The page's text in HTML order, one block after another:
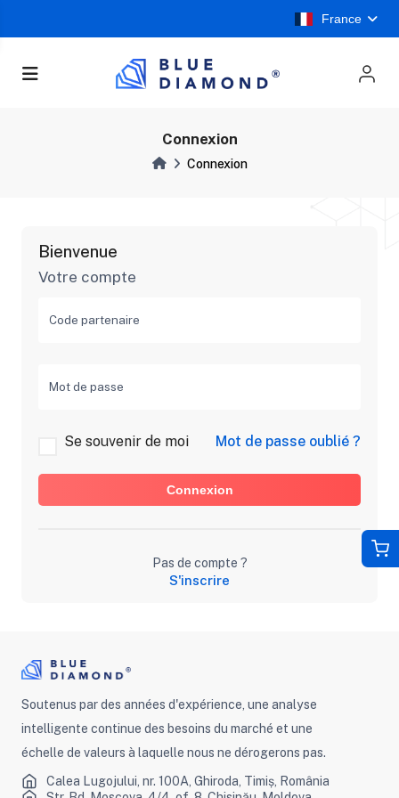
France
Connexion
Connexion
Bienvenue
Votre compte
Code partenaire
Mot de passe
Se souvenir de moi Mot de passe oublié ?
Connexion
Pas de compte ?
S'inscrire
Soutenus par des années d'expérience, une analyse
intelligente continue des besoins du marché et une
échelle de valeurs à laquelle nous ne dérogerons pas.
Calea Lugojului, nr. 100A, Ghiroda, Timiș, România